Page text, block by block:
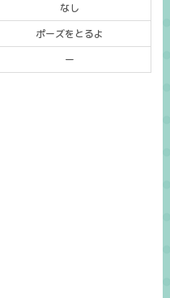
なし
ポーズをとるよ
ー